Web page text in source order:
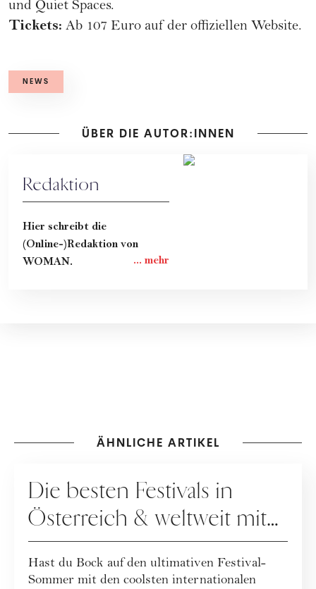
und Quiet Spaces.
Tickets: Ab 107 Euro auf der offiziellen Website.
NEWS
ÜBER DIE AUTOR:INNEN
Redaktion
Hier schreibt die
(Online-)Redaktion von
WOMAN.
ÄHNLICHE ARTIKEL
Die besten Festivals in
Österreich & weltweit mit
allen Terminen im
Überblick
Hast du Bock auf den ultimativen Festival-
Sommer mit den coolsten internationalen